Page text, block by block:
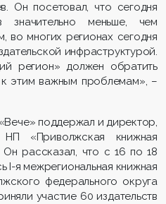
Он посетовал, что сегодня
значительно меньше, чем
во многих регионах сегодня
инфраструктурой.
регион» должен обратить
этим важным проблемам», –
поддержал и директор,
НП «Приволжская книжная
рассказал, что с 16 по 18
I-я межрегиональная книжная
федерального округа
участие 60 издательств